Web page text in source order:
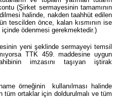
(Şirket sermayesinin tamamının
halinde, nakden taahhüt edilen
tescilden önce, kalan kısmının ise
ödenmesi gerekmektedir.)
yeni şeklinde sermayeyi temsil
TTK 459. maddesine uygun
imzasını taşıyan iştirak
örneğinin kullanılması halinde
tüm ortaklar için doldurulmalı ve tüm